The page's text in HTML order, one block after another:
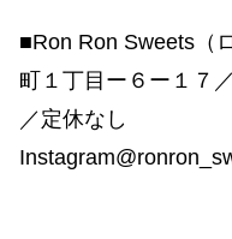
■Ron Ron Sweets（
町１丁目ー６ー１７
／定休なし